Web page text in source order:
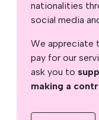
nationalities
social media
We appreciate
pay for our
ask you to
making a